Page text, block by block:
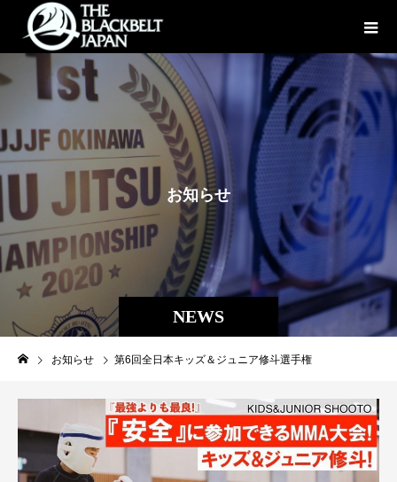
NEWS
お知らせ
お知らせ 第6回全日本キッズ＆ジュニア修斗選手権